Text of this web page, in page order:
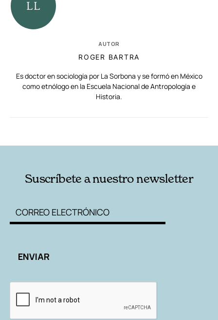
AUTOR
ROGER BARTRA
Es doctor en sociología por La Sorbona y se formó en México
como etnólogo en la Escuela Nacional de Antropología e
Historia.
Suscríbete a nuestro newsletter